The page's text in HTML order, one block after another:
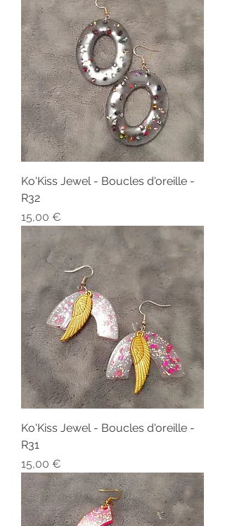
Ko'Kiss Jewel - Boucles d'oreille -
R32
Prix
15,00 €
Ko'Kiss Jewel - Boucles d'oreille -
R31
Prix
15,00 €